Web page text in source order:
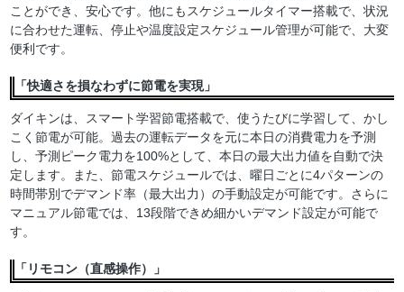
ことができ、安心です。他にもスケジュールタイマー搭載で、状況
に合わせた運転、停止や温度設定スケジュール管理が可能で、大変
便利です。
「快適さを損なわずに節電を実現」
ダイキンは、スマート学習節電搭載で、使うたびに学習して、かし
こく節電が可能。過去の運転データを元に本日の消費電力を予測
し、予測ピーク電力を100%として、本日の最大出力値を自動で決
定します。また、節電スケジュールでは、曜日ごとに4パターンの
時間帯別でデマンド率（最大出力）の手動設定が可能です。さらに
マニュアル節電では、13段階できめ細かいデマンド設定が可能で
す。
「リモコン（直感操作）」